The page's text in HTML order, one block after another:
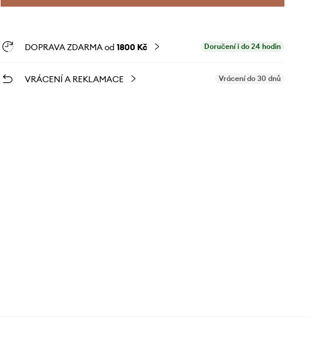
DOPRAVA ZDARMA od 1800 Kč Doručení i do 24 hodin
VRÁCENÍ A REKLAMACE Vrácení do 30 dnů